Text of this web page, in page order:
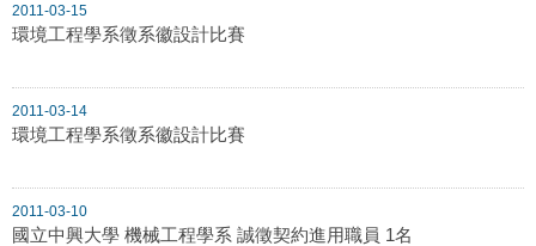
2011-03-15
環境工程學系徵系徽設計比賽
2011-03-14
環境工程學系徵系徽設計比賽
2011-03-10
國立中興大學 機械工程學系 誠徵契約進用職員 1名